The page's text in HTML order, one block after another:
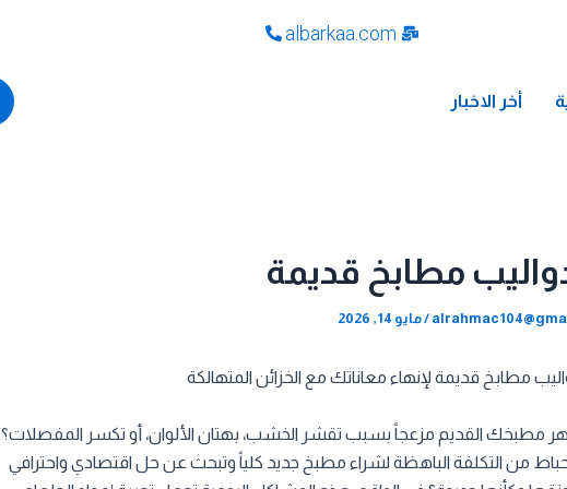
albarkaa.com
أخر الاخبار
مطابخ قديمة
/مايو 14, 2026
مطابخ قديمة لإنهاء معاناتك مع الخزائن المتهالكة
القديم مزعجاً بسبب تقشر الخشب، بهتان الألوان، أو تكسر المفصلات؟
من التكلفة الباهظة لشراء مطبخ جديد كلياً وتبحث عن حل اقتصادي واحترافي